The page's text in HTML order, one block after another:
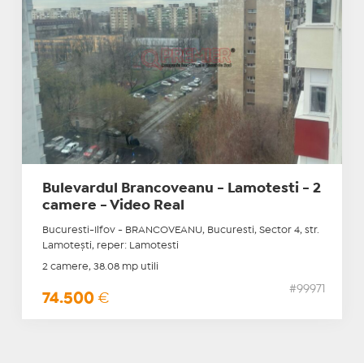
Bulevardul Brancoveanu - Lamotesti - 2
camere - Video Real
Bucuresti-Ilfov - BRANCOVEANU, Bucuresti, Sector 4, str.
Lamoteşti, reper: Lamotesti
2 camere, 38.08 mp utili
74.500 €
#99971